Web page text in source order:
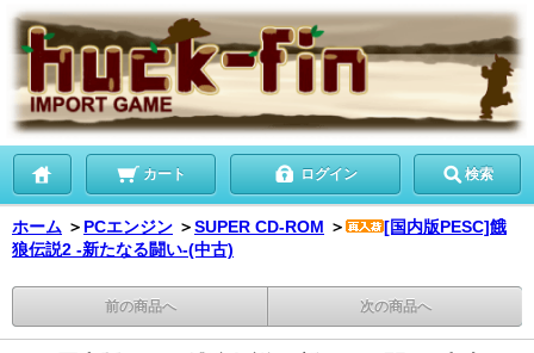
カート ログイン 検索
ホーム ＞ PCエンジン ＞SUPER CD-ROM ＞
[国内版PESC]餓
狼伝説2 -新たなる闘い-(中古)
前の商品へ 次の商品へ